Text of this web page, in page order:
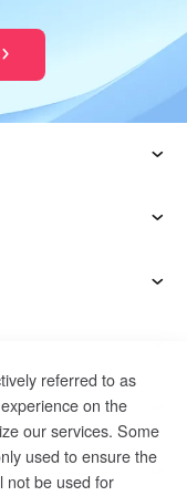
referred to as
on the
our services. Some
used to ensure the
not be used for